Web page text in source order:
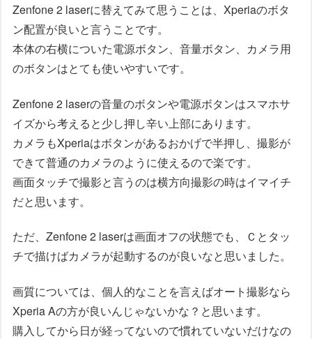
Zenfone 2 laserに替えてみて思うことは、Xperiaのボタ
ン配置が良いと言うことです。
本体の右横についた電源ボタン、音量ボタン、カメラ用
のボタンはとても使いやすいです。
Zenfone 2 laserの音量のボタンや電源ボタンはスマホサ
イズから考えると少し押し辛い上部にあります。
カメラもXperiaはボタンがあるおかげで半押し、撮影が
できて普通のカメラのように使えるので楽です。
画面タッチで撮影と言うのは横方向撮影の時はイマイチ
だと思います。
ただ、Zenfone 2 laserは画面オフの状態でも、Ｃとタッ
チで描けばカメラが起動するのが良いなと思いました。
画質については、個人的なことを言えばオート撮影なら
Xperia Aの方が良いんじゃないかな？と思います。
購入してから日が経ってないので慣れていないだけなの